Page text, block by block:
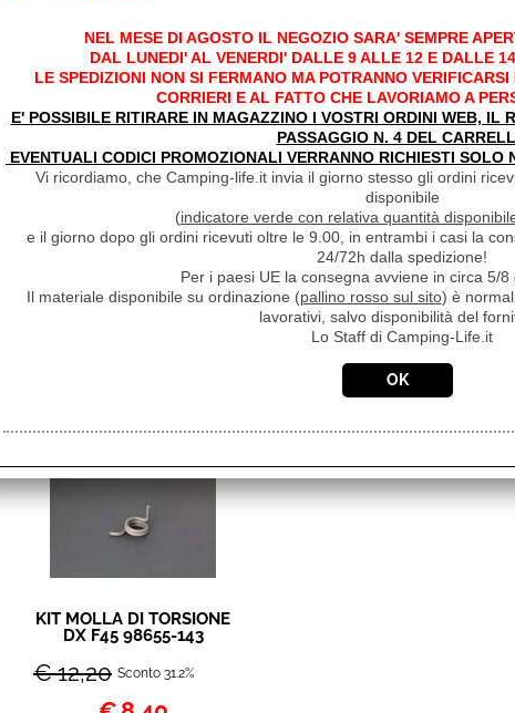
€ 270,84
€184,40
Iva inclusa
€ 23,67
€17,90
Iva inclusa
KIT CUFFIA DX F45I
POLAR 04274-01C
KIT SNODO PALINA DX
F45TI 98655-056
€ 19,03 Sconto 40.1%
11,40
KIT MOLLA DI TORSIONE
DX F45 98655-143
€ 12,20 Sconto 31.2%
NEL MESE DI AGOSTO IL NEGOZIO SARA' SEMPRE
DAL LUNEDI' AL VENERDI' DALLE 9 ALLE 12 E DALLE
LE SPEDIZIONI NON SI FERMANO MA POTRANNO
CORRIERI E AL FATTO CHE LAVORIAMO A
E' POSSIBILE RITIRARE IN MAGAZZINO I VOSTRI ORDINI WEB, IL
PASSAGGIO N. 4 DEL
EVENTUALI CODICI PROMOZIONALI VERRANNO RICHIESTI
Vi ricordiamo, che Camping-life.it invia il giorno stesso gli ordini
disponibile
(indicatore verde con relativa quantità
e il giorno dopo gli ordini ricevuti oltre le 9.00, in entrambi i casi la
24/72h dalla spedizione!
Per i paesi UE la consegna avviene in circa 5/8
Il materiale disponibile su ordinazione (pallino rosso sul sito) è
lavorativi, salvo disponibilità del
Lo Staff di Camping-Life.it